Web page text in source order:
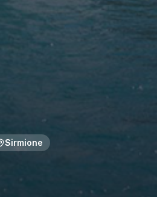
Sirmione